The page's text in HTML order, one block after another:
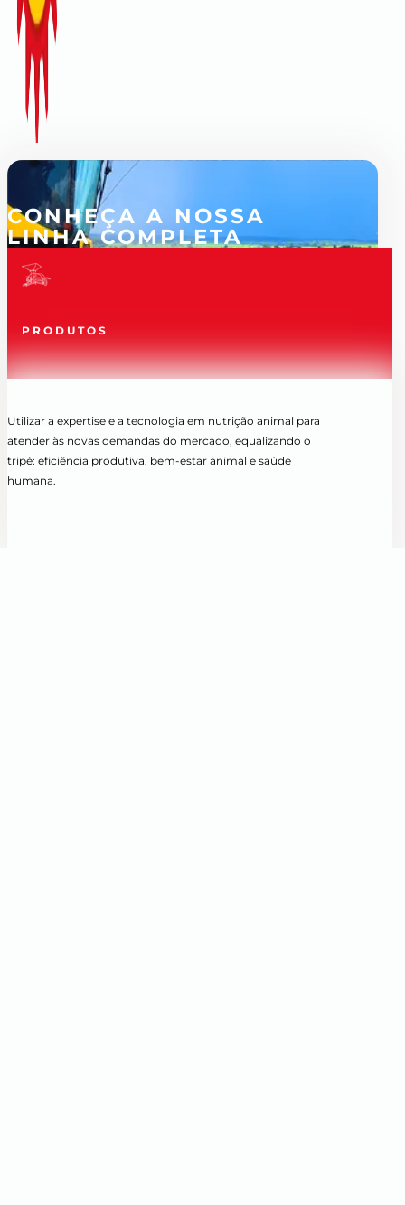
CONHEÇA A NOSSA
LINHA COMPLETA
PRODUTOS
Utilizar a expertise e a tecnologia em nutrição animal para
atender às novas demandas do mercado, equalizando o
tripé: eficiência produtiva, bem-estar animal e saúde
humana.